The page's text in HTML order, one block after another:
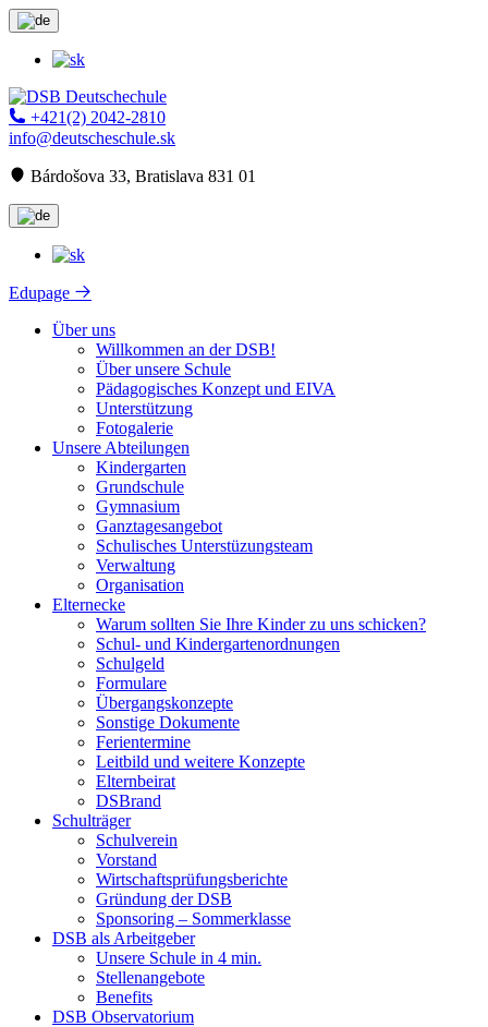
+421(2) 2042-2810
info@deutscheschule.sk
Bárdošova 33, Bratislava 831 01
Edupage
Über uns
Willkommen an der DSB!
Über unsere Schule
Pädagogisches Konzept und EIVA
Unterstützung
Fotogalerie
Unsere Abteilungen
Kindergarten
Grundschule
Gymnasium
Ganztagesangebot
Schulisches Unterstüzungsteam
Verwaltung
Organisation
Elternecke
Warum sollten Sie Ihre Kinder zu uns schicken?
Schul- und Kindergartenordnungen
Schulgeld
Formulare
Übergangskonzepte
Sonstige Dokumente
Ferientermine
Leitbild und weitere Konzepte
Elternbeirat
DSBrand
Schulträger
Schulverein
Vorstand
Wirtschaftsprüfungsberichte
Gründung der DSB
Sponsoring – Sommerklasse
DSB als Arbeitgeber
Unsere Schule in 4 min.
Stellenangebote
Benefits
DSB Observatorium